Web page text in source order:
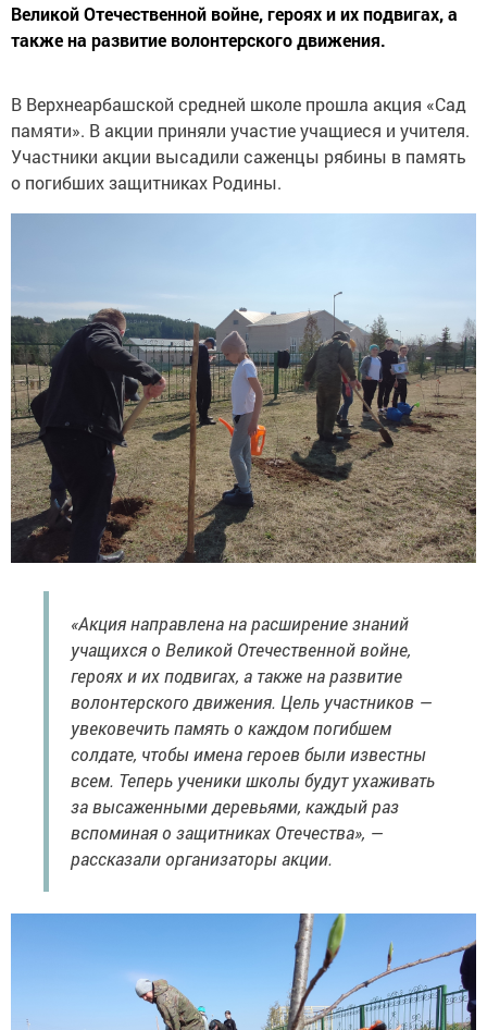
Великой Отечественной войне, героях и их подвигах, а
также на развитие волонтерского движения.
В Верхнеарбашской средней школе прошла акция «Сад
памяти». В акции приняли участие учащиеся и учителя.
Участники акции высадили саженцы рябины в память
о погибших защитниках Родины.
«Акция направлена на расширение знаний
учащихся о Великой Отечественной войне,
героях и их подвигах, а также на развитие
волонтерского движения. Цель участников —
увековечить память о каждом погибшем
солдате, чтобы имена героев были известны
всем. Теперь ученики школы будут ухаживать
за высаженными деревьями, каждый раз
вспоминая о защитниках Отечества», —
рассказали организаторы акции.